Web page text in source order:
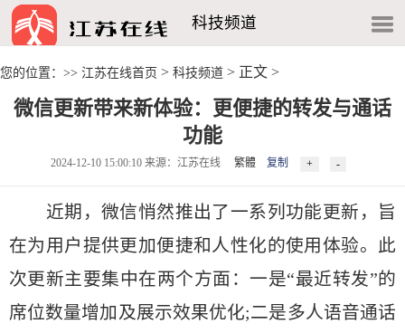
科技频道
您的位置：>> 江苏在线首页 > 科技频道 > 正文 >
微信更新带来新体验：更便捷的转发与通话
功能
2024-12-10 15:00:10 来源：江苏在线 繁體 复制
近期，微信悄然推出了一系列功能更新，旨
在为用户提供更加便捷和人性化的使用体验。此
次更新主要集中在两个方面：一是“最近转发”的
席位数量增加及展示效果优化;二是多人语音通话